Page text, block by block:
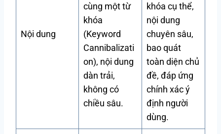
Nội dung
cùng một từ
khóa
(Keyword
Cannibalizati
on), nội dung
dàn trải,
không có
chiều sâu.
khóa cụ thể,
nội dung
chuyên sâu,
bao quát
toàn diện chủ
đề, đáp ứng
chính xác ý
định người
dùng.